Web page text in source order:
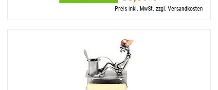
Preis inkl. MwSt. zzgl. Versandkosten